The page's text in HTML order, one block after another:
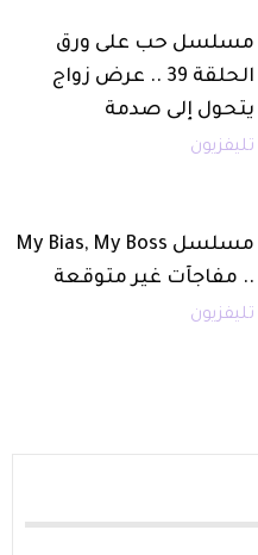
مسلسل حب على ورق
الحلقة 39 .. عرض زواج
يتحول إلى صدمة
تليفزيون
مسلسل My Bias, My Boss
.. مفاجآت غير متوقعة
تليفزيون